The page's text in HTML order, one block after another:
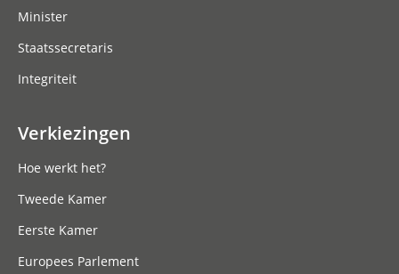
Minister
Staatssecretaris
Integriteit
Verkiezingen
Hoe werkt het?
Tweede Kamer
Eerste Kamer
Europees Parlement